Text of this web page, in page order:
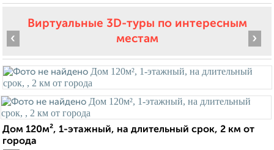
Виртуальные 3D-туры по интересным
местам
‹ ›
Дом 120м², 1-этажный, на длительный срок, 2 км от
города